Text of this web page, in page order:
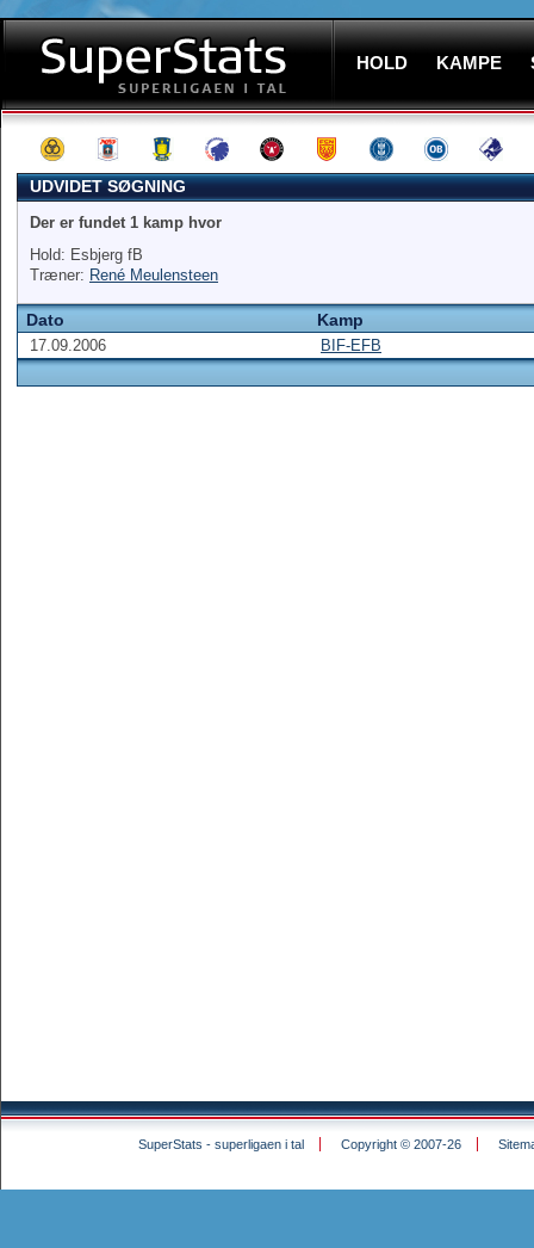
HOLD KAMPE
UDVIDET SØGNING
Der er fundet 1 kamp hvor
Hold: Esbjerg fB
Træner: René Meulensteen
Dato Kamp
17.09.2006 BIF-EFB
SuperStats - superligaen i tal Copyright © 2007-26